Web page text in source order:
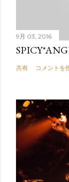
9月 03, 2016
共有 コメントを